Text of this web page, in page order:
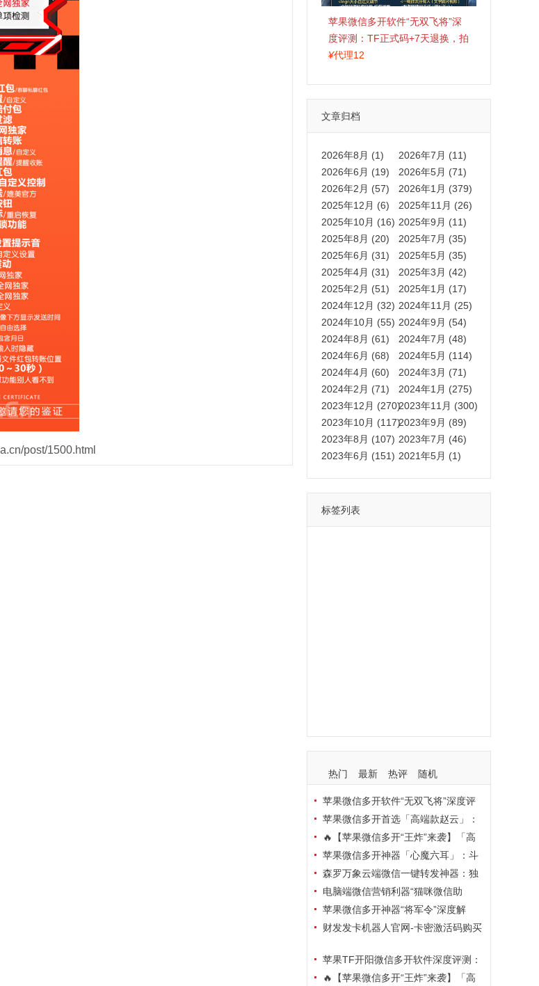
post/1500.html
苹果微信多开软件“无双飞将”深
度评测：TF正式码+7天退换，拍
拍卡激活码商城正品保障
¥代理12
文章归档
2026年8月 (1)
2026年7月 (11)
2026年6月 (19)
2026年5月 (71)
2026年2月 (57)
2026年1月 (379)
2025年12月 (6)
2025年11月 (26)
2025年10月 (16) 2025年9月 (11)
2025年8月 (20)
2025年7月 (35)
2025年6月 (31)
2025年5月 (35)
2025年4月 (31)
2025年3月 (42)
2025年2月 (51)
2025年1月 (17)
2024年12月 (32) 2024年11月 (25)
2024年10月 (55) 2024年9月 (54)
2024年8月 (61)
2024年7月 (48)
2024年6月 (68)
2024年5月 (114)
2024年4月 (60)
2024年3月 (71)
2024年2月 (71)
2024年1月 (275)
2023年12月 (270)2023年11月 (300)
2023年10月 (117)2023年9月 (89)
2023年8月 (107) 2023年7月 (46)
2023年6月 (151) 2021年5月 (1)
标签列表
热门 最新 热评 随机
苹果微信多开软件“无双飞将”深度评
测：TF正式码+7天退换，拍拍卡激活
码商城正品保障
苹果微信多开首选「高端款赵云」：
TF正式码+斗战神8073包，7天退换认
准拍拍卡激活码商城
🔥【苹果微信多开“王炸”来袭】「高
端地狱火」—— TF正式码+斗战神807
3包，7天退换，安全防封，多开自由触
手可及！
苹果微信多开神器「心魔六耳」：斗
战神8073包+7天退换，认准拍拍卡激
活码商城
森罗万象云端微信一键转发神器：独
家源码·安全防封·月卡季卡半年卡年卡
授权，7天无理由退换！
电脑端微信营销利器“猫咪微信助
手”深度评测：7大模块功能全解析，多
卡种授权灵活选
苹果微信多开神器“将军令”深度解
析：8073版本包+TF外侧码，微商营销
财发发卡机器人官网-卡密激活码购买
换苹果TF开阳微信多开软件深度评测：
凡尔赛8069包功能全解析，TestFlight
🔥【苹果微信多开“王炸”来袭】「高